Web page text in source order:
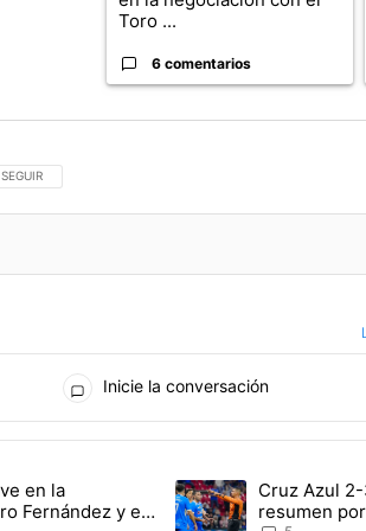
Toro ...
6 comentarios
SIGA ESTA CONVERSACIÓN PARA RECIBIR NOTIFICACIONES
SEGUIR
Inicie la conversación